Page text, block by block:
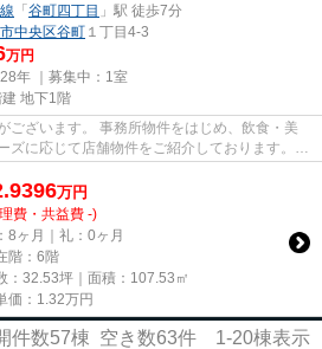
「谷町四丁目 」駅 徒歩7分
中央区谷町 １丁目4-3
万円
年 ｜募集中： 1室
地下1階
ございます。 事務所物件をはじめ、飲食・美
に応じて店舗物件をご紹介しております。
万円
費・共益費 -)
8ヶ月｜礼：0ヶ月
階：6階
：32.53坪｜面積：107.53㎡
価： 1.32万円
件数57棟 空き数63件 1-20棟表示